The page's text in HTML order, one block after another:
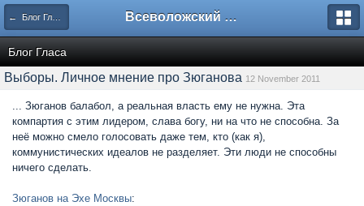
← Блог Гласа Всеволожский форум
Блог Гласа
Выборы. Личное мнение про Зюганова 12 November 2011
... Зюганов балабол, а реальная власть ему не нужна. Эта
компартия с этим лидером, слава богу, ни на что не способна. За
неё можно смело голосовать даже тем, кто (как я),
коммунистических идеалов не разделяет. Эти люди не способны
ничего сделать.
Зюганов на Эхе Москвы: